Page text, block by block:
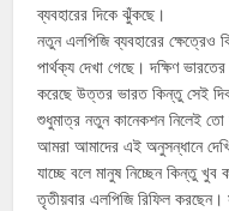
ব্যবহারের দিকে ঝুঁকছে।
নতুন এলপিজি ব্যবহারের
পার্থক্য দেখা গেছে। দক্ষিণ
করেছে উত্তর ভারত কিন্তু সেই
শুধুমাত্র নতুন কানেকশন নিলেই তো
আমরা আমাদের এই অনুসন্ধানে
যাচ্ছে বলে মানুষ নিচ্ছেন কিন্তু খুব
তৃতীয়বার এলপিজি রিফিল